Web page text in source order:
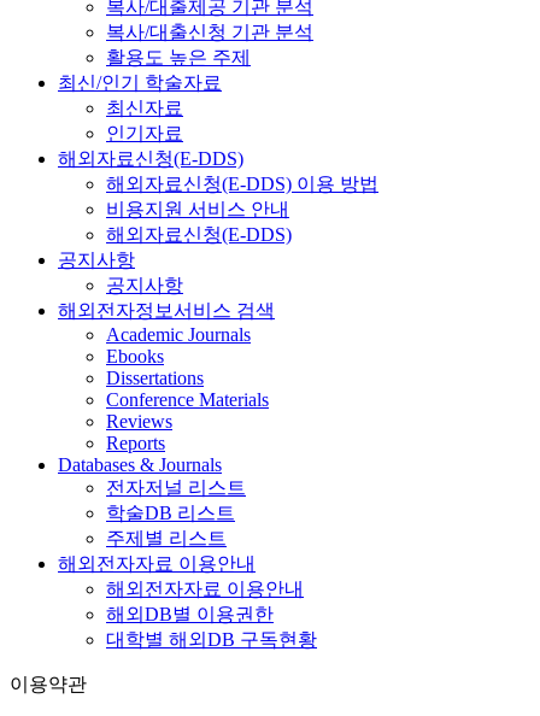
복사/대출제공 기관 분석
복사/대출신청 기관 분석
활용도 높은 주제
최신/인기 학술자료
최신자료
인기자료
해외자료신청(E-DDS)
해외자료신청(E-DDS) 이용 방법
비용지원 서비스 안내
해외자료신청(E-DDS)
공지사항
공지사항
해외전자정보서비스 검색
Academic Journals
Ebooks
Dissertations
Conference Materials
Reviews
Reports
Databases & Journals
전자저널 리스트
학술DB 리스트
주제별 리스트
해외전자자료 이용안내
해외전자자료 이용안내
해외DB별 이용권한
대학별 해외DB 구독현황
이용약관